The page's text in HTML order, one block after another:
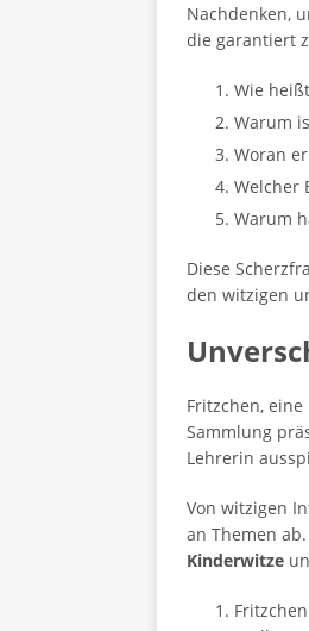
Nachdenken,
die garantiert
Wie
Warum
Woran
Welcher
Warum
Diese
den witzigen
Fritzchen,
Sammlung
Lehrerin
Von witzigen
an Themen
Kinderwitze